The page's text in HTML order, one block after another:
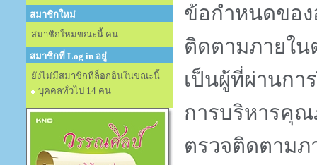
สมาชิกใหม่
สมาชิกใหม่ขณะนี้ คน
สมาชิกที่ Log in อยู่
ยังไม่มีสมาชิกที่ล็อกอินในขณะนี้
บุคคลทั่วไป 14 คน
ข้อกำหนดของ
ติดตามภายใ
เป็นผู้ที่ผ่านกา
การบริหารคุ
ตรวจติดตามภ